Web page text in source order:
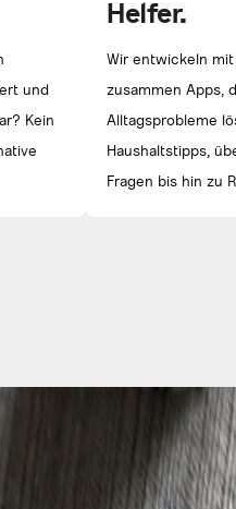
und
Kein
Helfer.
Wir entwickeln
zusammen Apps,
Alltagsprobleme
Haushaltstipps,
Fragen bis hin zu